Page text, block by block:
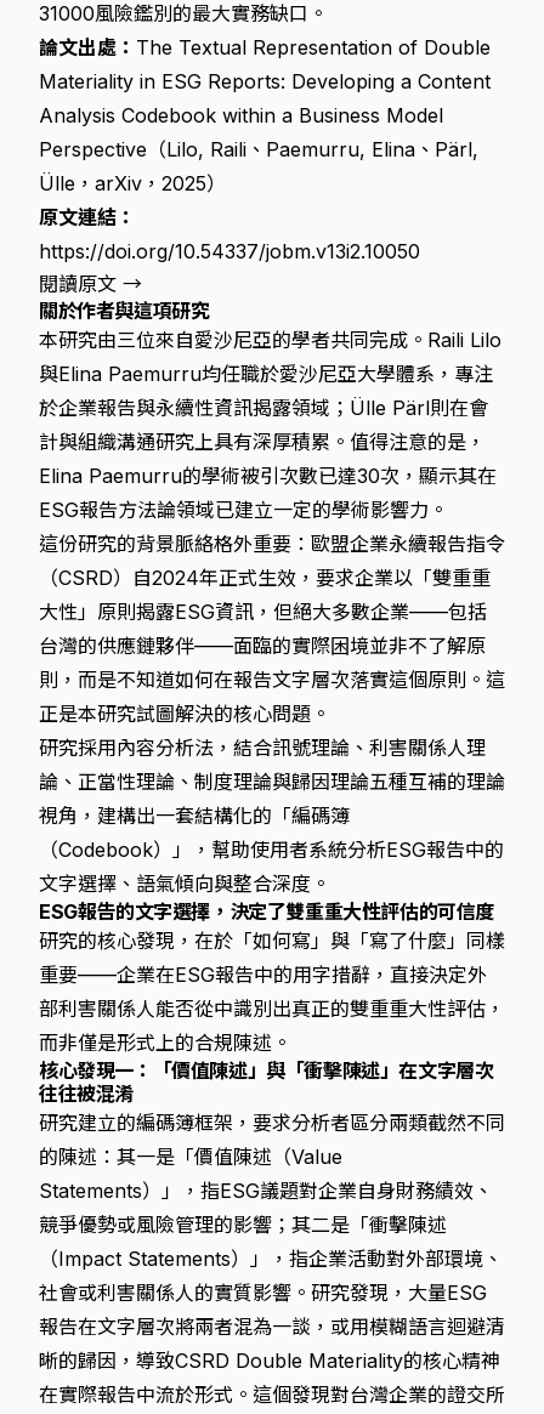
31000風險鑑別的最大實務缺口。
論文出處： The Textual Representation of Double
Materiality in ESG Reports: Developing a Content
Analysis Codebook within a Business Model
Perspective（Lilo, Raili、Paemurru, Elina、Pärl,
Ülle，arXiv，2025）
原文連結：
https://doi.org/10.54337/jobm.v13i2.10050
閱讀原文 →
關於作者與這項研究
本研究由三位來自愛沙尼亞的學者共同完成。Raili Lilo
與Elina Paemurru均任職於愛沙尼亞大學體系，專注
於企業報告與永續性資訊揭露領域；Ülle Pärl則在會
計與組織溝通研究上具有深厚積累。值得注意的是，
Elina Paemurru的學術被引次數已達30次，顯示其在
ESG報告方法論領域已建立一定的學術影響力。
這份研究的背景脈絡格外重要：歐盟企業永續報告指令
（CSRD） 自2024年正式生效，要求企業以「雙重重
大性」原則揭露ESG資訊，但絕大多數企業——包括
台灣的供應鏈夥伴——面臨的實際困境並非不了解原
則，而是不知道如何在報告文字層次落實這個原則。這
正是本研究試圖解決的核心問題。
研究採用內容分析法，結合訊號理論、利害關係人理
論、正當性理論、制度理論與歸因理論五種互補的理論
視角，建構出一套結構化的「編碼簿
（Codebook）」，幫助使用者系統分析ESG報告中的
文字選擇、語氣傾向與整合深度。
ESG報告的文字選擇，決定了雙重重大性評估的可信度
研究的核心發現，在於「如何寫」與「寫了什麼」同樣
重要——企業在ESG報告中的用字措辭，直接決定外
部利害關係人能否從中識別出真正的雙重重大性評估，
而非僅是形式上的合規陳述。
核心發現一：「價值陳述」與「衝擊陳述」在文字層次
往往被混淆
研究建立的編碼簿框架，要求分析者區分兩類截然不同
的陳述：其一是「價值陳述（Value
Statements）」，指ESG議題對企業自身財務績效、
競爭優勢或風險管理的影響；其二是「衝擊陳述
（Impact Statements）」，指企業活動對外部環境、
社會或利害關係人的實質影響。研究發現，大量ESG
報告在文字層次將兩者混為一談，或用模糊語言迴避清
晰的歸因，導致CSRD Double Materiality的核心精神
在實際報告中流於形式。這個發現對台灣企業的證交所